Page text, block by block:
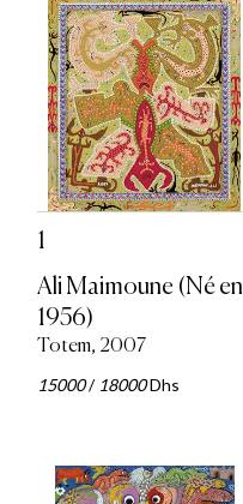
1
Ali Maimoune (Né en
1956)
Totem, 2007
15000/ 18000Dhs